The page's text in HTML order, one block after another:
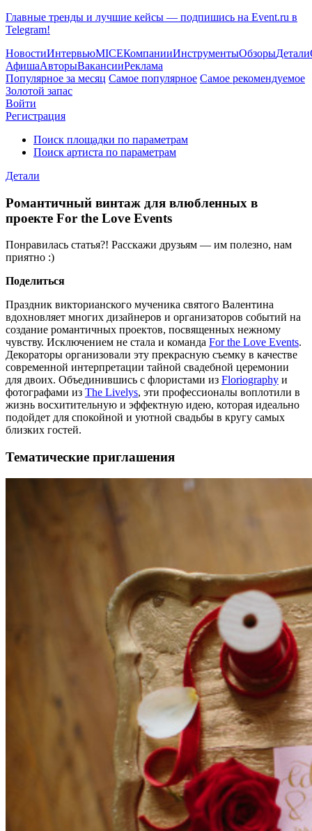
Главные тренды и лучшие кейсы — подпишись на Event.ru в
Telegram!
НовостиИнтервьюMICEКомпанииИнструментыОбзорыДетали
АфишаАвторыВакансииРеклама
Популярное за месяц Самое популярное Самое рекомендуемое
Золотой запас
Войти
Регистрация
Поиск площадки по параметрам
Поиск артиста по параметрам
Детали
Романтичный винтаж для влюбленных в
проекте For the Love Events
Понравилась статья?! Расскажи друзьям — им полезно, нам
приятно :)
Поделиться
Праздник викторианского мученика святого Валентина
вдохновляет многих дизайнеров и организаторов событий на
создание романтичных проектов, посвященных нежному
чувству. Исключением не стала и команда For the Love Events.
Декораторы организовали эту прекрасную съемку в качестве
современной интерпретации тайной свадебной церемонии
для двоих. Объединившись с флористами из Floriography и
фотографами из The Livelys, эти профессионалы воплотили в
жизнь восхитительную и эффектную идею, которая идеально
подойдет для спокойной и уютной свадьбы в кругу самых
близких гостей.
Тематические приглашения